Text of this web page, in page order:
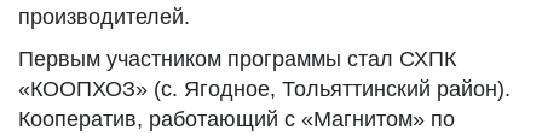
производителей.
Первым участником программы стал СХПК
«КООПХОЗ» (с. Ягодное, Тольяттинский район).
Кооператив, работающий с «Магнитом» по